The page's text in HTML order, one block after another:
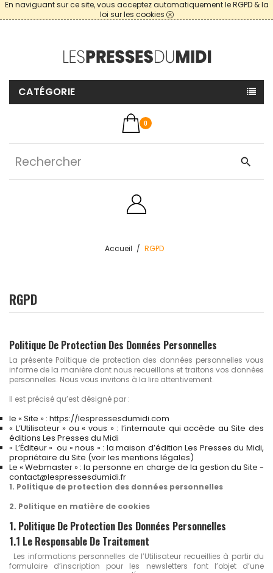
En naviguant sur ce site, vous acceptez automatiquement le RGPD & la
loi sur les cookies
CATÉGORIE
0
search
Accueil RGPD
RGPD
Politique De Protection Des Données Personnelles
La présente Politique de protection des données personnelles vous
informe de la manière dont nous recueillons et traitons vos données
personnelles. Nous vous invitons à la lire attentivement.
Il est précisé qu’est désigné par :
le « Site » : https://lespressesdumidi.com
« L’Utilisateur » ou « vous » : l’internaute qui accède au Site des
éditions Les Presses du Midi
« L’Éditeur » ou « nous » : la maison d’édition Les Presses du Midi,
propriétaire du Site (voir les mentions légales)
Le « Webmaster » : la personne en charge de la gestion du Site -
contact@lespressesdumidi.fr
1. Politique de protection des données personnelles
2. Politique en matière de cookies
1. Politique De Protection Des Données Personnelles
1.1 Le Responsable De Traitement
Les informations personnelles de l’Utilisateur recueillies à partir du
formulaire d’inscription pour les newsletters font l’objet d’une